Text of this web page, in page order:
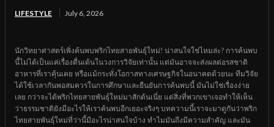
LIFESTYLE July 6, 2026
นักวิทยาศาสตร์เพิ่งค้นพบพริกไทยสายพันธุ์ใหม่! น่าสนใจใช่ไหมล่ะ? การค้นพบ
นี้ไม่ได้เป็นแค่เรื่องตื่นเต้นในวงการวิจัยเท่านั้น แต่มันอาจจะส่งผลต่อรสชาติ
อาหารที่เราคุ้นเคย หรือแม้กระทั่งโอกาสทางเศรษฐกิจในอนาคตด้วยนะ ทีมวิจัย
ได้ใช้เวลากันพอสมควรในการศึกษาและยืนยันการค้นพบนี้ มันไม่ใช่เรื่องง่าย
เลย กว่าจะได้พริกไทยสายพันธุ์ใหม่มาสักต้นเนี่ย แต่สิ่งที่พวกเขาเจอทำให้เห็น
ว่าธรรมชาติยังมีอะไรให้เราค้นพบอีกเยอะจริงๆ บทความนี้เราจะมาดูกันว่าพริก
ไทยสายพันธุ์ใหม่ที่ว่านี้มีอะไรน่าสนใจบ้าง ทำไมมันถึงมีความสำคัญ และมัน